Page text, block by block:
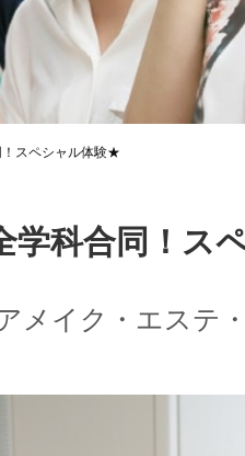
スペシャル体験★
学科合同！ス
メイク・エステ